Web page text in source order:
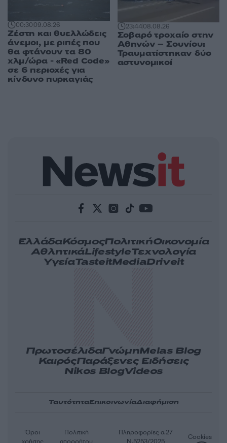
00:3009.08.26
Ζέστη και θυελλώδεις
άνεμοι, με ριπές που
θα φτάνουν τα 80
χλμ/ώρα - «Red Code»
σε 6 περιοχές για
κίνδυνο πυρκαγιάς
23:4408.08.26
Σοβαρό τροχαίο στην
Αθηνών – Σουνίου:
Τραυματίστηκαν δύο
αστυνομικοί
ΕλλάδαΚόσμοςΠολιτικήΟικονομία
ΑθλητικάLifestyleΤεχνολογία
ΥγείαTasteitMediaDriveit
ΠρωτοσέλιδαΓνώμηMelas Blog
ΚαιρόςΠαράξενες Ειδήσεις
Nikos BlogVideos
ΤαυτότηταΕπικοινωνίαΔιαφήμιση
Όροι
χρήσης
Πολιτική
απορρήτου
Πληροφορίες α.27
Ν.5253/2025
Cookies